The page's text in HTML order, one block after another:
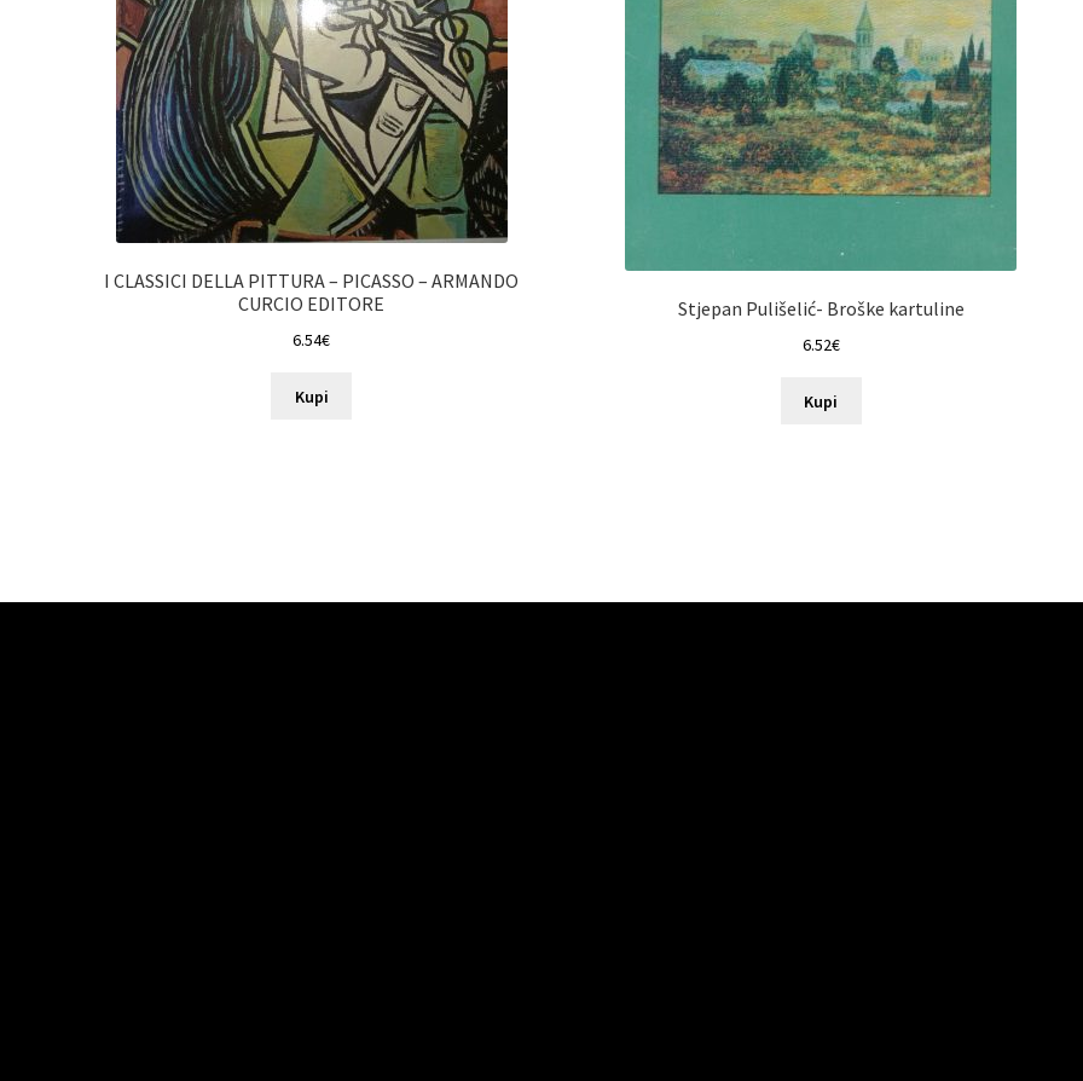
I CLASSICI DELLA PITTURA – PICASSO – ARMANDO
CURCIO EDITORE
6.54€
Kupi
Stjepan Pulišelić- Broške kartuline
6.52€
Kupi